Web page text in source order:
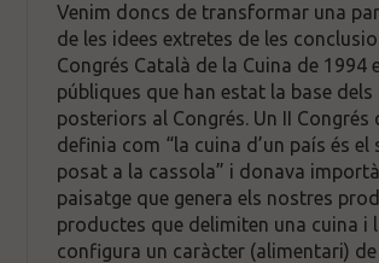
Venim doncs de transformar una
de les idees extretes de les
Congrés Català de la Cuina de 1994
públiques que han estat la base dels
posteriors al Congrés. Un II Congrés
definia com “la cuina d’un país és el
posat a la cassola” i donava
paisatge que genera els nostres
productes que delimiten una cuina i
configura un caràcter (alimentari) de